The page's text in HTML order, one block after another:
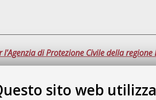
sito web
di Protezione Civile della regione